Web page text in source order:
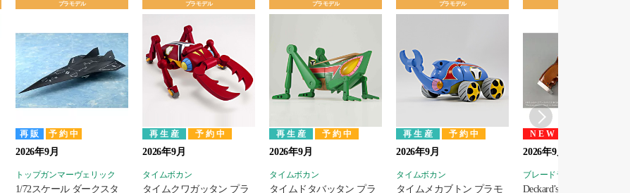
プラモデル
再販 予約中
2026年9月
トップガンマーヴェリック
1/72スケール ダークスタ
プラモデル
再生産 予約中
2026年9月
タイムボカン
タイムクワガッタン プラ
プラモデル
再生産 予約中
2026年9月
タイムボカン
タイムドタバッタン プラ
プラモデル
再生産 予約中
2026年9月
タイムボカン
タイムメカブトン プラモ
NEW
2026年9月
ブレードランナー 2049
Deckard’s Blaster プラモデ